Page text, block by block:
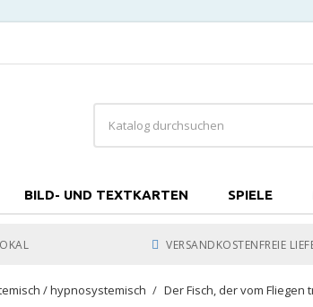
BILD- UND TEXTKARTEN SPIELE
VERSANDKOSTENFREIE
/ hypnosystemisch Der Fisch, der vom Fliegen